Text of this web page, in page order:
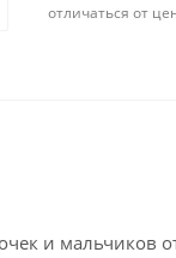
отличаться от
и мальчиков